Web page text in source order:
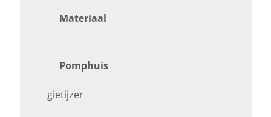
Materiaal
Pomphuis
gietijzer